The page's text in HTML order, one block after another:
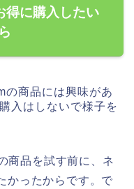
に購入したい
の商品には興味があ
入はしないで様子を
商品を試す前に、ネ
かったからです。で